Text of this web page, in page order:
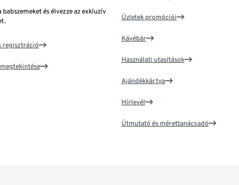
babszemeket és élvezze az exkluzív
regisztráció
Üzletek promóciói
Kávébár
Használati utasítások
Ajándékkártya
Hírlevél
Útmutató és mérettanácsadó